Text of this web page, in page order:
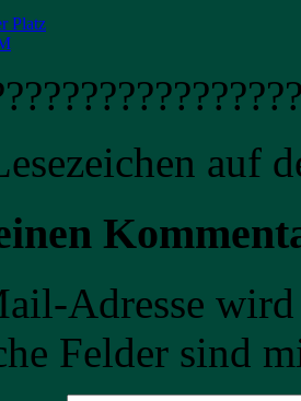
Platz
auf
Adresse
Felder sind